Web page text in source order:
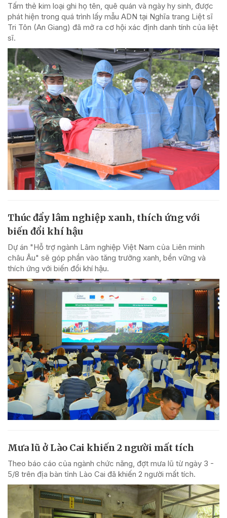
Tấm thẻ kim loại ghi họ tên, quê quán và ngày hy sinh, được
phát hiện trong quá trình lấy mẫu ADN tại Nghĩa trang Liệt sĩ
Tri Tôn (An Giang) đã mở ra cơ hội xác định danh tính của liệt
sĩ.
Thúc đẩy lâm nghiệp xanh, thích ứng với
biến đổi khí hậu
Dự án "Hỗ trợ ngành Lâm nghiệp Việt Nam của Liên minh
châu Âu" sẽ góp phần vào tăng trưởng xanh, bền vững và
thích ứng với biến đổi khí hậu.
Mưa lũ ở Lào Cai khiến 2 người mất tích
Theo báo cáo của ngành chức năng, đợt mưa lũ từ ngày 3 -
5/8 trên địa bàn tỉnh Lào Cai đã khiến 2 người mất tích.